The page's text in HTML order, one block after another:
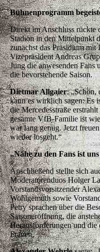
Bühnenprogramm
Direkt im Anschluss rückte
Stadion in den Mittelpunkt
zunächst das Präsidium
Vizepräsident Andreas
Jung die anwesenden
die bevorstehende Saison.
Dietmar Allgaier: „Schön,
kann es wirklich sagen: Es
die Mercedesstraße
gesamte VfB-Familie ist
war lang genug. Jetzt
wieder losgeht.“
„Nähe zu den Fans ist
Anschließend stellte sich
Moderatorenduos Holger
Vorstandsvorsitzender
Wohlgemuth sowie
Petry sprachen über die
Saisoneröffnung, die
Herausforderungen und
Frauen.